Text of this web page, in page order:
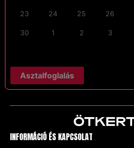
23 24 25 26
30 1 2 3
Asztalfoglalás
INFORMÁCIÓ ÉS KAPCSOLAT